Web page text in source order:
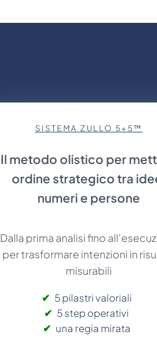
SISTEMA ZULLO 5+5™
Il metodo olistico per
ordine strategico tra
numeri e persone
Dalla prima analisi fino
per trasformare intenzioni in
misurabili
5 pilastri valoriali
5 step operativi
una regia mirata